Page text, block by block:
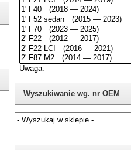
Wyszukiwanie wg. nr OEM